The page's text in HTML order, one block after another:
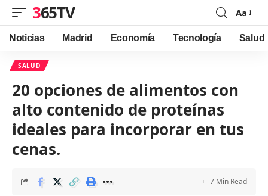
365TV
Font
Resizer
Aa
Noticias Madrid Economía Tecnología Salud
SALUD
20 opciones de alimentos con
alto contenido de proteínas
ideales para incorporar en tus
cenas.
7 Min Read